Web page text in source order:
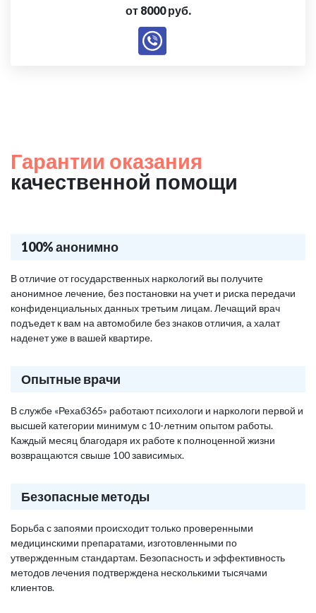
от 8000 руб.
Гарантии оказания
качественной помощи
100% анонимно
В отличие от государственных наркологий вы получите
анонимное лечение, без постановки на учет и риска передачи
конфиденциальных данных третьим лицам. Лечащий врач
подъедет к вам на автомобиле без знаков отличия, а халат
наденет уже в вашей квартире.
Опытные врачи
В службе «Рехаб365» работают психологи и наркологи первой и
высшей категории минимум с 10-летним опытом работы.
Каждый месяц благодаря их работе к полноценной жизни
возвращаются свыше 100 зависимых.
Безопасные методы
Борьба с запоями происходит только проверенными
медицинскими препаратами, изготовленными по
утвержденным стандартам. Безопасность и эффективность
методов лечения подтверждена несколькими тысячами
клиентов.